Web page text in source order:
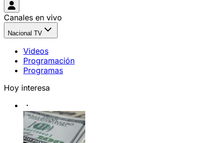
Canales en vivo
Nacional TV
Videos
Programación
Programas
Hoy interesa